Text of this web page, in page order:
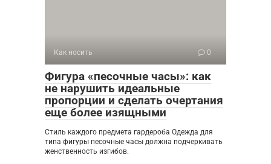
Как носить 0
Фигура «песочные часы»: как
не нарушить идеальные
пропорции и сделать очертания
еще более изящными
Стиль каждого предмета гардероба Одежда для
типа фигуры песочные часы должна подчеркивать
женственность изгибов.